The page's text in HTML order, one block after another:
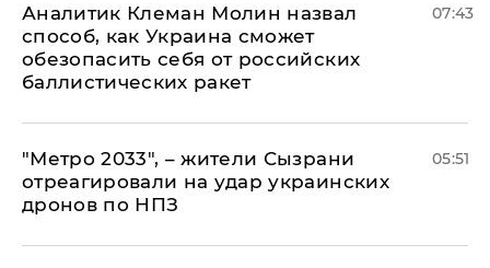
Аналитик Клеман Молин назвал
способ, как Украина сможет
обезопасить себя от российских
баллистических ракет
07:43
"Метро 2033", – жители Сызрани
отреагировали на удар украинских
дронов по НПЗ
05:51